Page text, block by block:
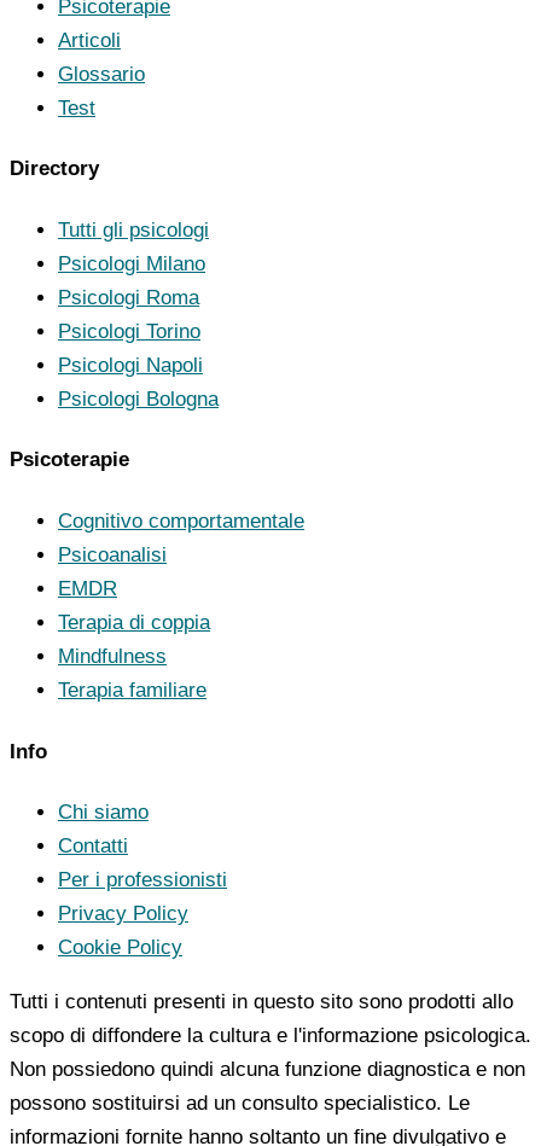
Psicoterapie
Articoli
Glossario
Test
Directory
Tutti gli psicologi
Psicologi Milano
Psicologi Roma
Psicologi Torino
Psicologi Napoli
Psicologi Bologna
Psicoterapie
Cognitivo comportamentale
Psicoanalisi
EMDR
Terapia di coppia
Mindfulness
Terapia familiare
Info
Chi siamo
Contatti
Per i professionisti
Privacy Policy
Cookie Policy
Tutti i contenuti presenti in questo sito sono prodotti allo
scopo di diffondere la cultura e l'informazione psicologica.
Non possiedono quindi alcuna funzione diagnostica e non
possono sostituirsi ad un consulto specialistico. Le
informazioni fornite hanno soltanto un fine divulgativo e